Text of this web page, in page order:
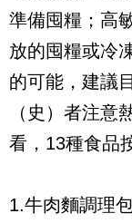
準備囤糧；高
放的囤糧或冷
的可能，建議
（史）者注意
看，13種食品
1.牛肉麵調理